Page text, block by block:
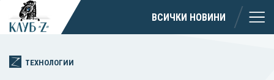
ВСИЧКИ НОВИНИ
ТЕХНОЛОГИИ